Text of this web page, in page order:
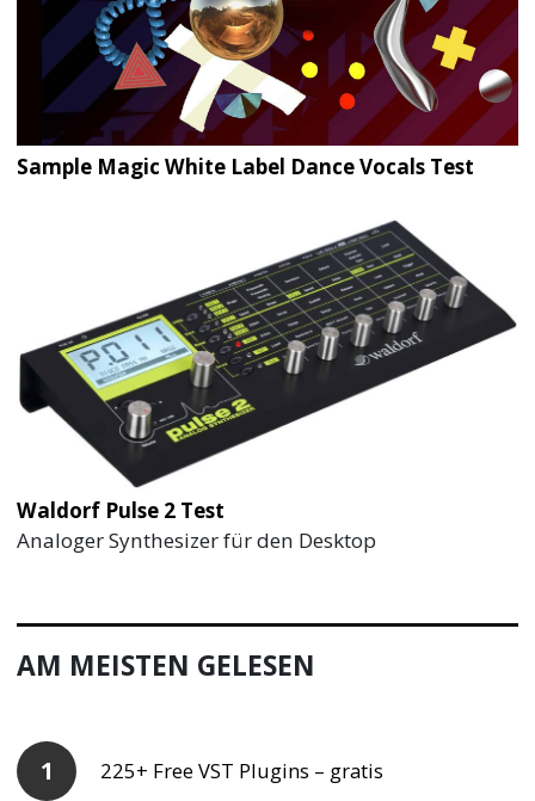
Sample Magic White Label Dance Vocals Test
Waldorf Pulse 2 Test
Analoger Synthesizer für den Desktop
AM MEISTEN GELESEN
225+ Free VST Plugins – gratis